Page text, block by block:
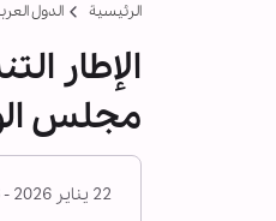
الرئيسية الدول
الإطار
مجلس
22 يناير 2026 - 09:06